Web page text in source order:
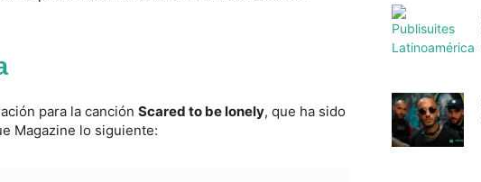
para la canción Scared to be lonely, que ha sido
Magazine lo siguiente: